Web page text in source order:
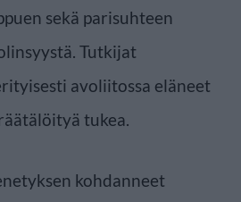
sekä parisuhteen
Tutkijat
avoliitossa eläneet
tukea.
kohdanneet